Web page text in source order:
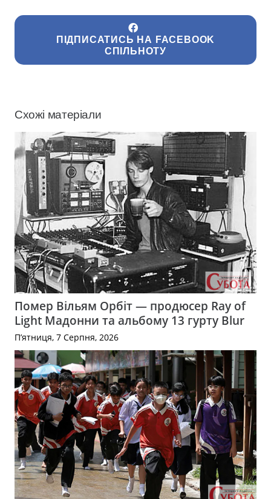
ПІДПИСАТИСЬ НА FACEBOOK
СПІЛЬНОТУ
Схожі матеріали
Помер Вільям Орбіт — продюсер Ray of
Light Мадонни та альбому 13 гурту Blur
П’ятниця, 7 Серпня, 2026